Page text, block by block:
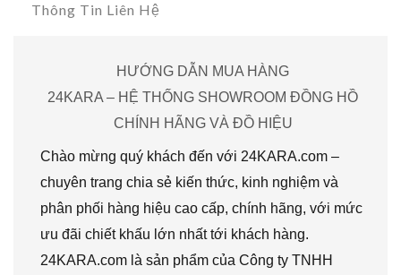
Thông Tin Liên Hệ
HƯỚNG DẪN MUA HÀNG
24KARA – HỆ THỐNG SHOWROOM ĐỒNG HỒ
CHÍNH HÃNG VÀ ĐỒ HIỆU
Chào mừng quý khách đến với 24KARA.com –
chuyên trang chia sẻ kiến thức, kinh nghiệm và
phân phối hàng hiệu cao cấp, chính hãng, với mức
ưu đãi chiết khấu lớn nhất tới khách hàng.
24KARA.com là sản phẩm của Công ty TNHH